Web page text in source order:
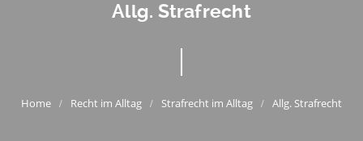
Allg. Strafrecht
Recht im Alltag Strafrecht im Alltag Allg. Strafrecht